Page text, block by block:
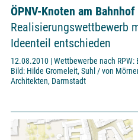
ÖPNV-Knoten am
Realisierungswettbewerb
Ideenteil entschieden
12.08.2010 | Wettbewerbe nach RPW:
Bild: Hilde Gromeleit, Suhl / von
Architekten, Darmstadt